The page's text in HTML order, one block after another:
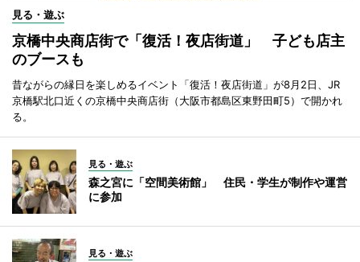
見る・遊ぶ
京橋中央商店街で「復活！夜店街道」 子ども店主
のブースも
昔ながらの縁日を楽しめるイベント「復活！夜店街道」が8月2日、JR
京橋駅北口近くの京橋中央商店街（大阪市都島区東野田町5）で開かれ
る。
見る・遊ぶ
森之宮に「空間美術館」 住民・学生が制作や運営
に参加
見る・遊ぶ